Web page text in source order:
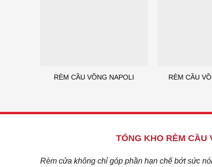
RÈM CẦU VỒNG NAPOLI RÈM CẦU
TỔNG KHO RÈM CẦU
Rèm cửa không chỉ góp phần hạn chế bớt sức